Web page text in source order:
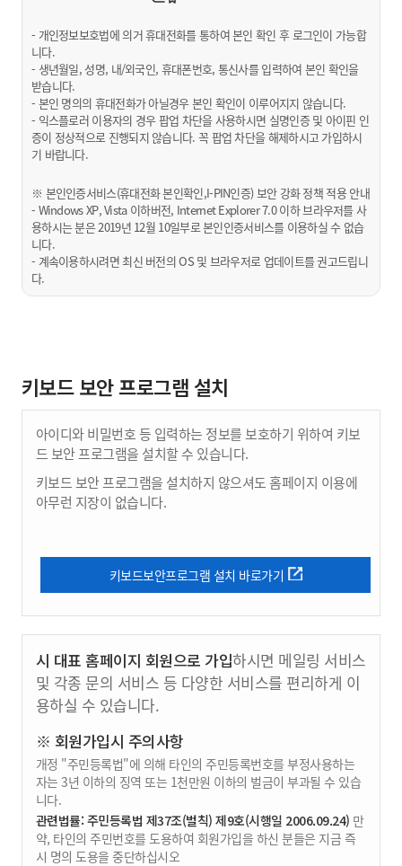
- 개인정보보호법에 의거 휴대전화를 통하여 본인 확인 후 로그인이 가능합
니다.
- 생년월일, 성명, 내/외국인, 휴대폰번호, 통신사를 입력하여 본인 확인을
받습니다.
- 본인 명의의 휴대전화가 아닐경우 본인 확인이 이루어지지 않습니다.
- 익스플로러 이용자의 경우 팝업 차단을 사용하시면 실명인증 및 아이핀 인
증이 정상적으로 진행되지 않습니다. 꼭 팝업 차단을 해제하시고 가입하시
기 바랍니다.
※ 본인인증서비스(휴대전화 본인확인,I-PIN인증) 보안 강화 정책 적용 안내
- Windows XP, Vista 이하버전, Internet Explorer 7.0 이하 브라우저를 사
용하시는 분은 2019년 12월 10일부로 본인인증서비스를 이용하실 수 없습
니다.
- 계속이용하시려면 최신 버전의 OS 및 브라우저로 업데이트를 권고드립니
다.
키보드 보안 프로그램 설치
아이디와 비밀번호 등 입력하는 정보를 보호하기 위하여 키보
드 보안 프로그램을 설치할 수 있습니다.
키보드 보안 프로그램을 설치하지 않으셔도 홈페이지 이용에
아무런 지장이 없습니다.
키보드보안프로그램 설치 바로가기
시 대표 홈페이지 회원으로 가입하시면 메일링 서비스
및 각종 문의 서비스 등 다양한 서비스를 편리하게 이
용하실 수 있습니다.
※ 회원가입시 주의사항
개정 "주민등록법"에 의해 타인의 주민등록번호를 부정사용하는
자는 3년 이하의 징역 또는 1천만원 이하의 벌금이 부과될 수 있습
니다.
관련법률: 주민등록법 제37조(벌칙) 제9호(시행일 2006.09.24) 만
약, 타인의 주민번호를 도용하여 회원가입을 하신 분들은 지금 즉
시 명의 도용을 중단하십시오